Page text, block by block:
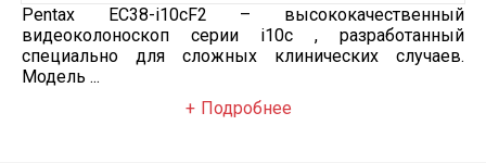
Pentax EC38-i10cF2 – высококачественный
видеоколоноскоп серии i10c , разработанный
специально для сложных клинических случаев.
Модель ...
Подробнее